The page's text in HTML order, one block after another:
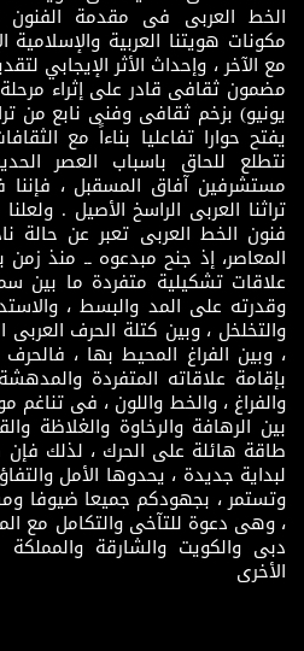
الخط العربى فى مقدمة الفنون
مكونات هويتنا العربية والإسلامية
مع الآخر ، وإحداث الأثر الإيجابي
يونيو) بزخم ثقافى وفنى نابع من
يفتح حوارا تفاعليا بناءاً مع
نتطلع للحاق باسباب العصر
مستشرفين آفاق المسقبل ،
تراثنا العربى الراسخ الأصيل .
فنون الخط العربى تعبر عن حالة
المعاصر، إذ جنح مبدعوه ــ منذ زمن
علاقات تشكيلية متفردة ما بين
وقدرته على المد والبسط ،
والتخلخل ، وبين كتلة الحرف
، وبين الفراغ المحيط بها ،
بإقامة علاقاته المتفردة
والفراغ ، والخط واللون ، فى
بين الرهافة والرخاوة والغلاظة
طاقة هائلة على الحرك ، لذلك
لبداية جديدة ، يحدوها الأمل
وتستمر ، بجهودكم جميعا ضيوفا
، وهى دعوة للتآخى والتكامل مع
دبى والكويت والشارقة والمملكة
الأخرى